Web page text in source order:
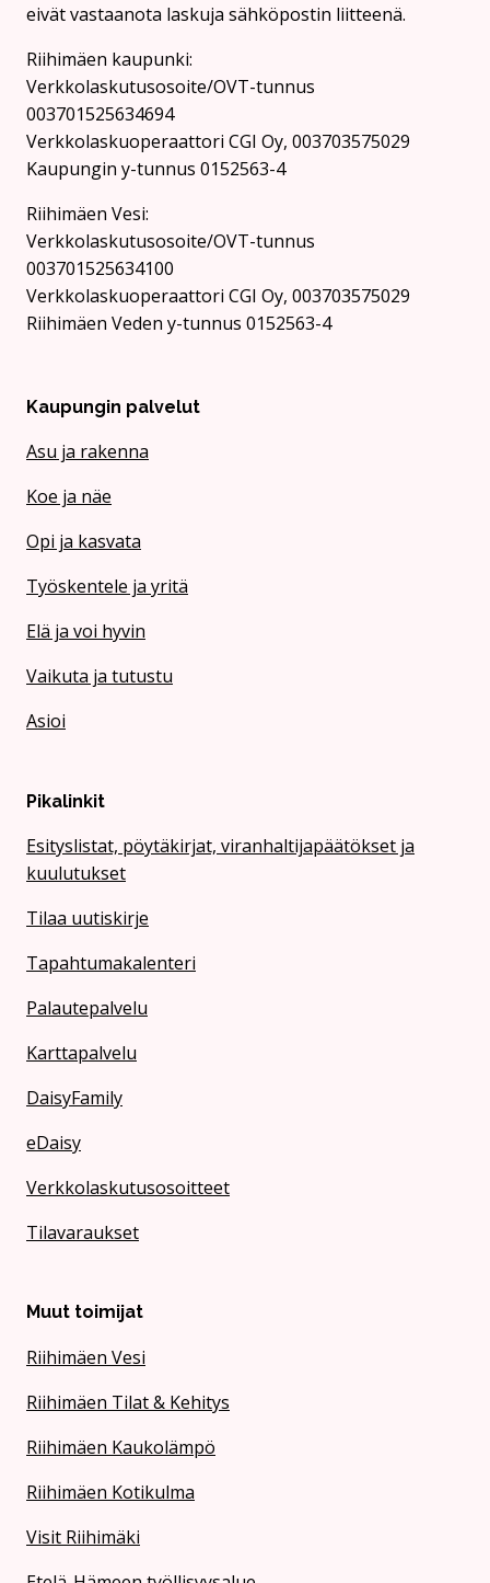
eivät vastaanota laskuja sähköpostin liitteenä.
Riihimäen kaupunki:
Verkkolaskutusosoite/OVT-tunnus
003701525634694
Verkkolaskuoperaattori CGI Oy, 003703575029
Kaupungin y-tunnus 0152563-4
Rii­hi­mäen Vesi:
Verkkolaskutusosoite/OVT-tunnus
003701525634100
Verkkolaskuoperaattori CGI Oy, 003703575029
Riihimäen Veden y-tunnus 0152563-4
Kaupungin palvelut
Asu ja rakenna
Koe ja näe
Opi ja kasvata
Työskentele ja yritä
Elä ja voi hyvin
Vaikuta ja tutustu
Asioi
Pikalinkit
Esityslistat, pöytäkirjat, viranhaltijapäätökset ja
kuulutukset
Tilaa uutiskirje
Tapahtumakalenteri
Palautepalvelu
Karttapalvelu
DaisyFamily
eDaisy
Verkkolaskutusosoitteet
Tilavaraukset
Muut toimijat
Riihimäen Vesi
Riihimäen Tilat & Kehitys
Riihimäen Kaukolämpö
Riihimäen Kotikulma
Visit Riihimäki